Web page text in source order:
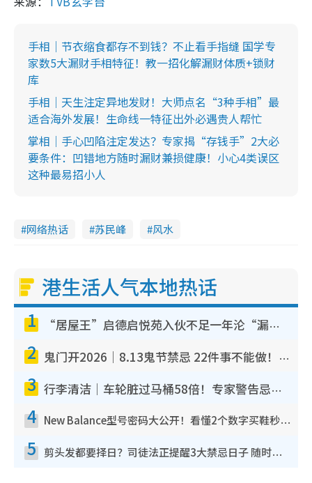
手相｜节衣缩食都存不到钱？不止看手指缝 国学专
家数5大漏财手相特征！教一招化解漏财体质+锁财
库
手相｜天生注定异地发财！大师点名“3种手相”最
适合海外发展！生命线一特征出外必遇贵人帮忙
掌相｜手心凹陷注定发达？专家揭“存钱手”2大必
要条件：凹错地方随时漏财兼损健康！小心4类误区
这种最易招小人
网络热话 苏民峰 风水
港生活人气本地热话
1 “居屋王”启德启悦苑入伙不足一年沦“漏水之王”！插座喷火花致大停电 多户业主全屋家电报废
2 鬼门开2026｜8.13鬼节禁忌 22件事不能做！烧肉、刺身要少食？半夜勿吹口哨/打给个电话
3 行李清洁｜车轮脏过马桶58倍！专家警告忌用酒精擦 教1招免脏手除菌
4 New Balance型号密码大公开！看懂2个数字买鞋秒知功能免中伏 附5大热门鞋款
5 剪头发都要择日？司徒法正提醒3大禁忌日子 随时剪走财运！这日剪发恐“剪寿命”？